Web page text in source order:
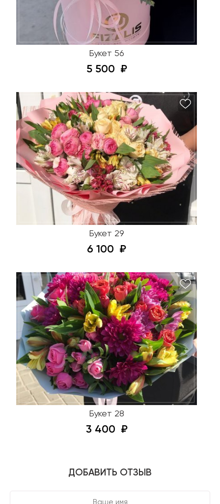
Букет 56
5 500
Букет 29
6 100
Букет 28
3 400
ДОБАВИТЬ ОТЗЫВ